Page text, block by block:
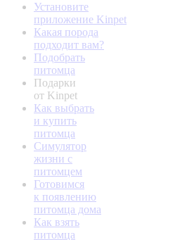
Установите
приложение Kinpet
Какая порода
подходит вам?
Подобрать
питомца
Подарки
от Kinpet
Как выбрать
и купить
питомца
Симулятор
жизни с
питомцем
Готовимся
к появлению
питомца дома
Как взять
питомца